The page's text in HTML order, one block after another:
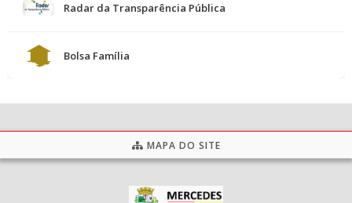
Radar da Transparência Pública
Bolsa Família
MAPA DO SITE